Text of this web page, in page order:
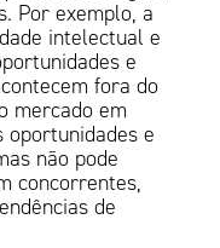
Por exemplo, a
intelectual e
e
fora do
mercado em
oportunidades e
não pode
concorrentes,
de